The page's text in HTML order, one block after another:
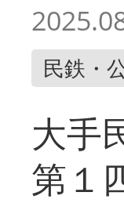
民鉄・
大手
第１